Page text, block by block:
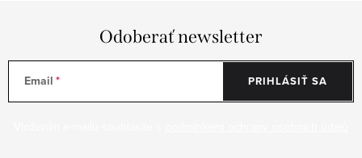
Odoberať newsletter
Email PRIHLÁSIŤ SA